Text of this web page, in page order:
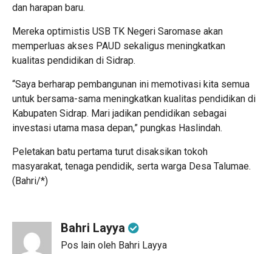
dan harapan baru.
Mereka optimistis USB TK Negeri Saromase akan
memperluas akses PAUD sekaligus meningkatkan
kualitas pendidikan di Sidrap.
“Saya berharap pembangunan ini memotivasi kita semua
untuk bersama-sama meningkatkan kualitas pendidikan di
Kabupaten Sidrap. Mari jadikan pendidikan sebagai
investasi utama masa depan,” pungkas Haslindah.
Peletakan batu pertama turut disaksikan tokoh
masyarakat, tenaga pendidik, serta warga Desa Talumae.
(Bahri/*)
Bahri Layya
Pos lain oleh Bahri Layya